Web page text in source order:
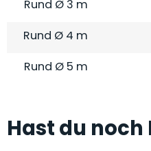
Rund Ø 3 m
Rund Ø 4 m
Rund Ø 5 m
Hast du noch